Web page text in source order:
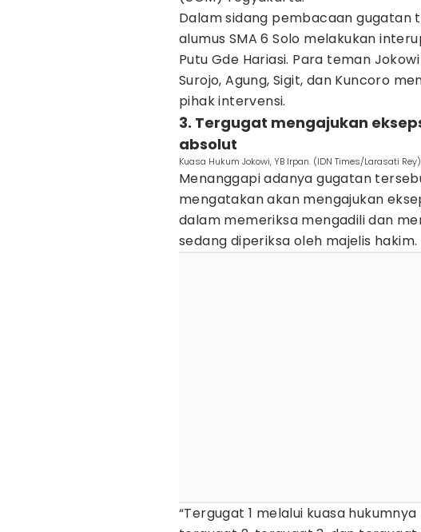
Dalam sidang pembacaan gugatan
alumus SMA 6 Solo melakukan
Putu Gde Hariasi. Para teman
Surojo, Agung, Sigit, dan Kuncoro
pihak intervensi.
3. Tergugat mengajukan
absolut
Kuasa Hukum Jokowi, YB Irpan. (IDN Times/Larasati Rey)
Menanggapi adanya gugatan
mengatakan akan mengajukan
dalam memeriksa mengadili dan
sedang diperiksa oleh majelis hakim.
“Tergugat 1 melalui kuasa